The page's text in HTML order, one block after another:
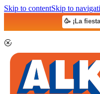
Skip to contentSkip to
🥳 ¡La